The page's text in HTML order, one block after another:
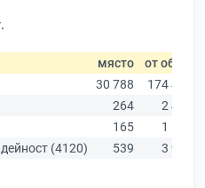
място от общо
30 788
174 403
264
2 431
165
1 538
(4120)
539 3 927